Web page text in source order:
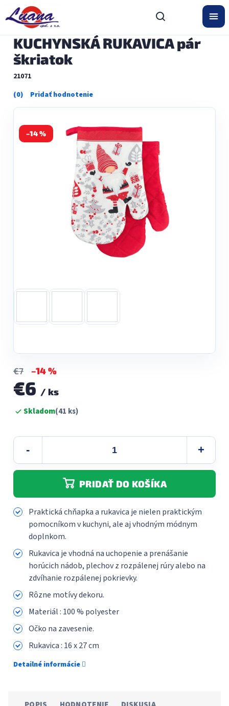
obsah
KUCHYNSKÁ RUKAVICA pár
škriatok
21071
Priemerné
hodnotenie
0,0
–14 %
€7 –14 %
€6 / ks
Jednotková
cena:Skladom(41 ks)
PRIDAŤ DO KOŠÍKA
Praktická chňapka a rukavica je nielen praktickým
pomocníkom v kuchyni, ale aj vhodným módnym
doplnkom.
Rukavica je vhodná na uchopenie a prenášanie
horúcich nádob, plechov z rozpálenej rúry alebo na
zdvíhanie rozpálenej pokrievky.
Rôzne motívy dekoru.
Materiál : 100 % polyester
Očko na zavesenie.
Rukavica : 16 x 27 cm
Detailné informácie